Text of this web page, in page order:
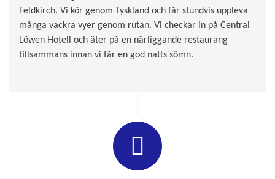
Feldkirch. Vi kör genom Tyskland och får stundvis uppleva
många vackra vyer genom rutan. Vi checkar in på Central
Löwen Hotell och äter på en närliggande restaurang
tillsammans innan vi får en god natts sömn.